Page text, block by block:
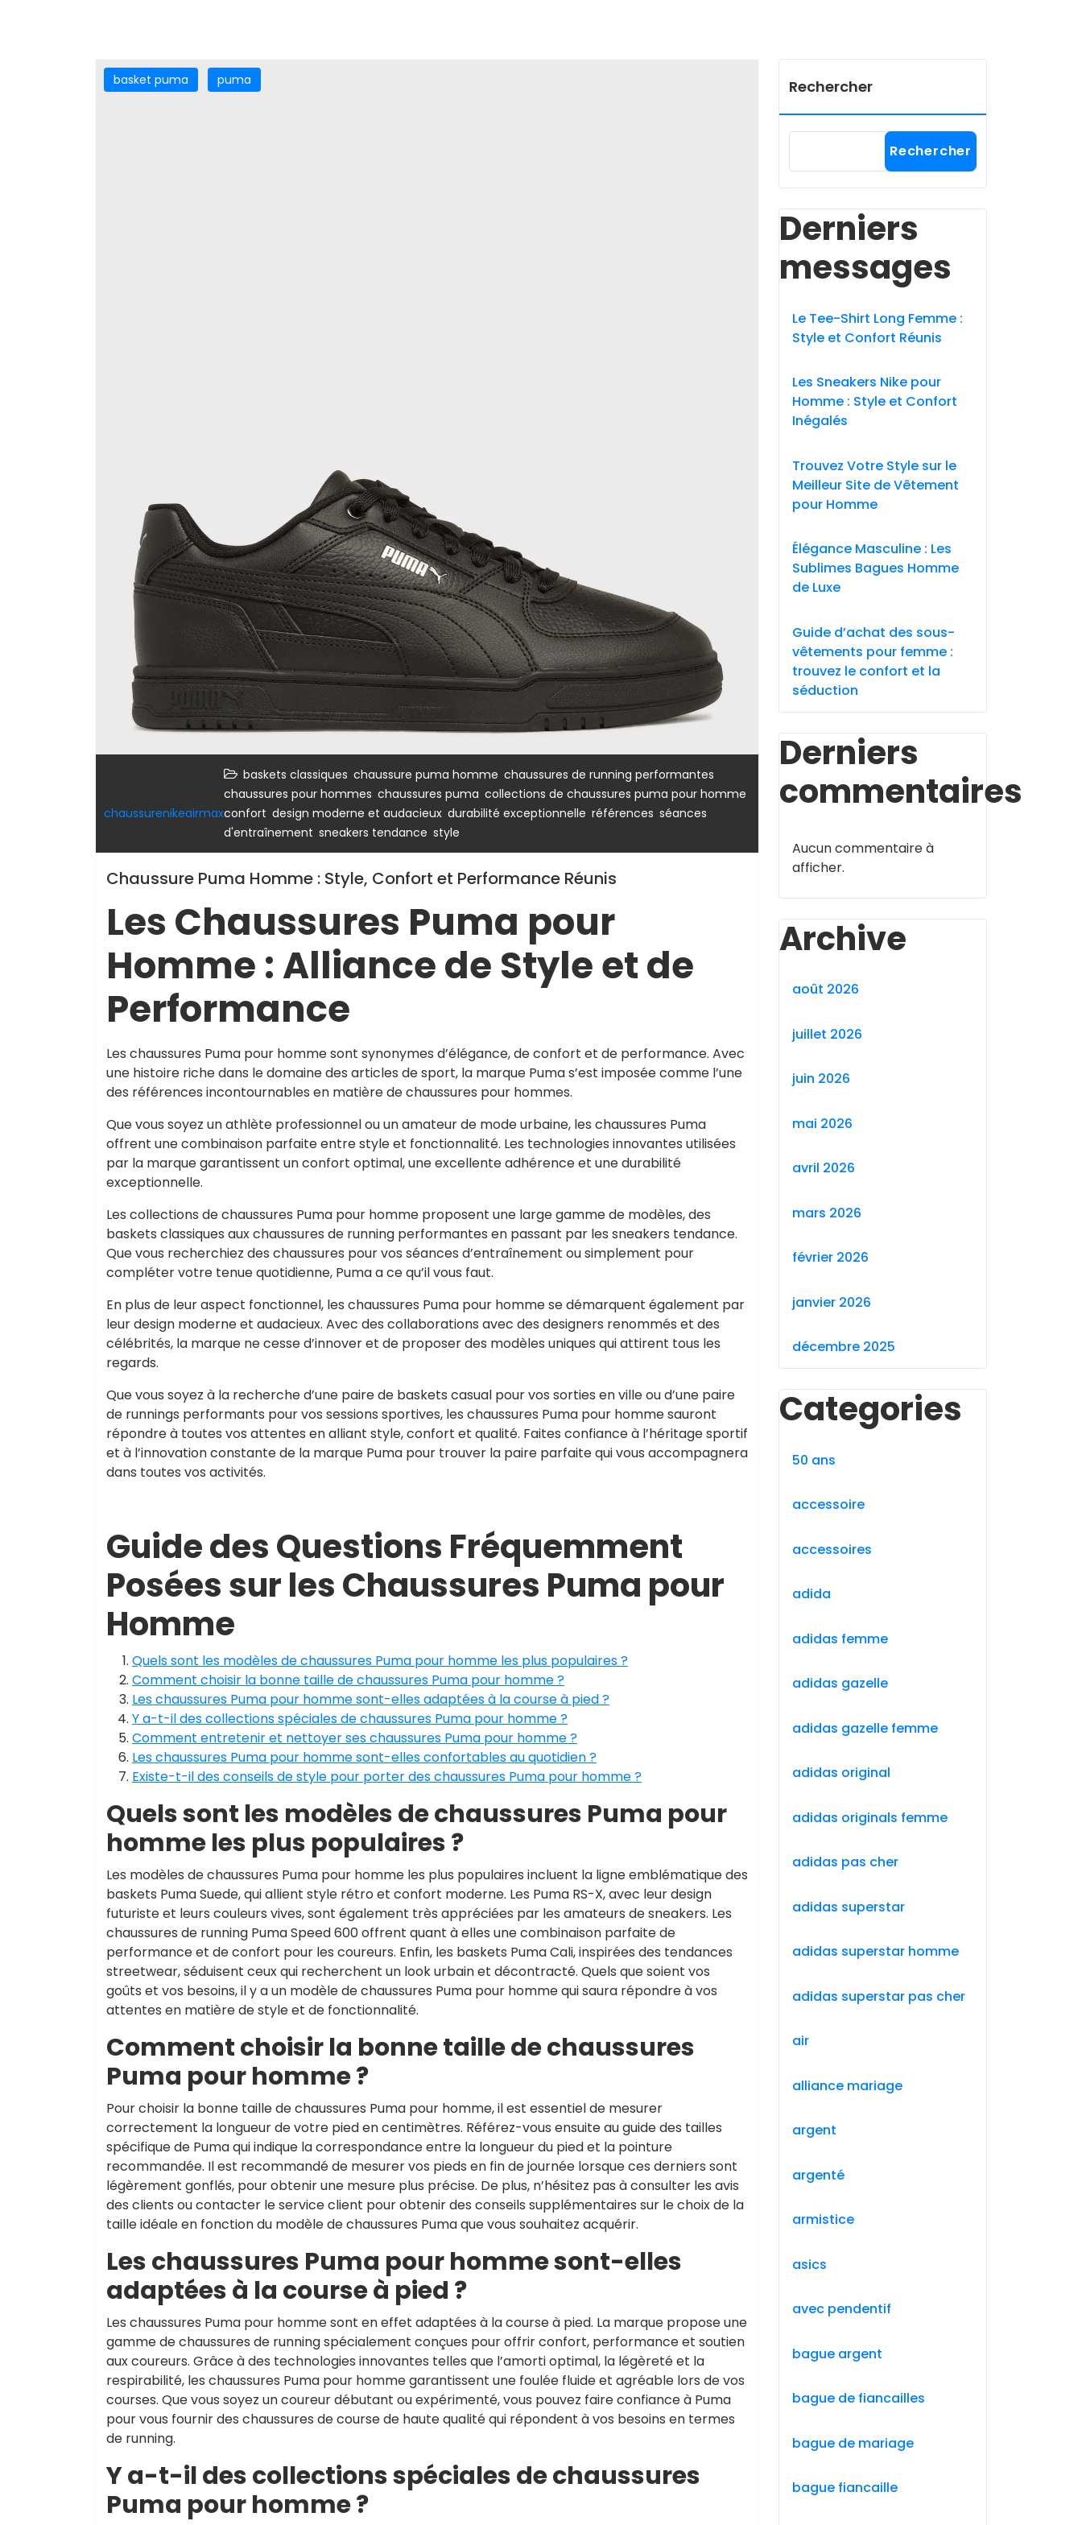
basket puma puma
chaussurenikeairmax
baskets classiques chaussure puma homme chaussures de running performantes
chaussures pour hommes chaussures puma collections de chaussures puma pour homme
confort design moderne et audacieux durabilité exceptionnelle références séances
d'entraînement sneakers tendance style
Chaussure Puma Homme : Style, Confort et Performance Réunis
Les Chaussures Puma pour
Homme : Alliance de Style et de
Performance
Les chaussures Puma pour homme sont synonymes d’élégance, de confort et de performance. Avec
une histoire riche dans le domaine des articles de sport, la marque Puma s’est imposée comme l’une
des références incontournables en matière de chaussures pour hommes.
Que vous soyez un athlète professionnel ou un amateur de mode urbaine, les chaussures Puma
offrent une combinaison parfaite entre style et fonctionnalité. Les technologies innovantes utilisées
par la marque garantissent un confort optimal, une excellente adhérence et une durabilité
exceptionnelle.
Les collections de chaussures Puma pour homme proposent une large gamme de modèles, des
baskets classiques aux chaussures de running performantes en passant par les sneakers tendance.
Que vous recherchiez des chaussures pour vos séances d’entraînement ou simplement pour
compléter votre tenue quotidienne, Puma a ce qu’il vous faut.
En plus de leur aspect fonctionnel, les chaussures Puma pour homme se démarquent également par
leur design moderne et audacieux. Avec des collaborations avec des designers renommés et des
célébrités, la marque ne cesse d’innover et de proposer des modèles uniques qui attirent tous les
regards.
Que vous soyez à la recherche d’une paire de baskets casual pour vos sorties en ville ou d’une paire
de runnings performants pour vos sessions sportives, les chaussures Puma pour homme sauront
répondre à toutes vos attentes en alliant style, confort et qualité. Faites confiance à l’héritage sportif
et à l’innovation constante de la marque Puma pour trouver la paire parfaite qui vous accompagnera
dans toutes vos activités.
Guide des Questions Fréquemment
Posées sur les Chaussures Puma pour
Homme
Quels sont les modèles de chaussures Puma pour homme les plus populaires ?
Comment choisir la bonne taille de chaussures Puma pour homme ?
Les chaussures Puma pour homme sont-elles adaptées à la course à pied ?
Y a-t-il des collections spéciales de chaussures Puma pour homme ?
Comment entretenir et nettoyer ses chaussures Puma pour homme ?
Les chaussures Puma pour homme sont-elles confortables au quotidien ?
Existe-t-il des conseils de style pour porter des chaussures Puma pour homme ?
Quels sont les modèles de chaussures Puma pour
homme les plus populaires ?
Les modèles de chaussures Puma pour homme les plus populaires incluent la ligne emblématique des
baskets Puma Suede, qui allient style rétro et confort moderne. Les Puma RS-X, avec leur design
futuriste et leurs couleurs vives, sont également très appréciées par les amateurs de sneakers. Les
chaussures de running Puma Speed 600 offrent quant à elles une combinaison parfaite de
performance et de confort pour les coureurs. Enfin, les baskets Puma Cali, inspirées des tendances
streetwear, séduisent ceux qui recherchent un look urbain et décontracté. Quels que soient vos
goûts et vos besoins, il y a un modèle de chaussures Puma pour homme qui saura répondre à vos
attentes en matière de style et de fonctionnalité.
Comment choisir la bonne taille de chaussures
Puma pour homme ?
Pour choisir la bonne taille de chaussures Puma pour homme, il est essentiel de mesurer
correctement la longueur de votre pied en centimètres. Référez-vous ensuite au guide des tailles
spécifique de Puma qui indique la correspondance entre la longueur du pied et la pointure
recommandée. Il est recommandé de mesurer vos pieds en fin de journée lorsque ces derniers sont
légèrement gonflés, pour obtenir une mesure plus précise. De plus, n’hésitez pas à consulter les avis
des clients ou contacter le service client pour obtenir des conseils supplémentaires sur le choix de la
taille idéale en fonction du modèle de chaussures Puma que vous souhaitez acquérir.
Les chaussures Puma pour homme sont-elles
adaptées à la course à pied ?
Les chaussures Puma pour homme sont en effet adaptées à la course à pied. La marque propose une
gamme de chaussures de running spécialement conçues pour offrir confort, performance et soutien
aux coureurs. Grâce à des technologies innovantes telles que l’amorti optimal, la légèreté et la
respirabilité, les chaussures Puma pour homme garantissent une foulée fluide et agréable lors de vos
courses. Que vous soyez un coureur débutant ou expérimenté, vous pouvez faire confiance à Puma
pour vous fournir des chaussures de course de haute qualité qui répondent à vos besoins en termes
de running.
Y a-t-il des collections spéciales de chaussures
Puma pour homme ?
Rechercher
Rechercher
Derniers
messages
Le Tee-Shirt Long Femme :
Style et Confort Réunis
Les Sneakers Nike pour
Homme : Style et Confort
Inégalés
Trouvez Votre Style sur le
Meilleur Site de Vêtement
pour Homme
Élégance Masculine : Les
Sublimes Bagues Homme
de Luxe
Guide d’achat des sous-
vêtements pour femme :
trouvez le confort et la
séduction
Derniers
commentaires
Aucun commentaire à
afficher.
Archive
août 2026
juillet 2026
juin 2026
mai 2026
avril 2026
mars 2026
février 2026
janvier 2026
décembre 2025
Categories
50 ans
accessoire
accessoires
adida
adidas femme
adidas gazelle
adidas gazelle femme
adidas original
adidas originals femme
adidas pas cher
adidas superstar
adidas superstar homme
adidas superstar pas cher
air
alliance mariage
argent
argenté
armistice
asics
avec pendentif
bague argent
bague de fiancailles
bague de mariage
bague fiancaille